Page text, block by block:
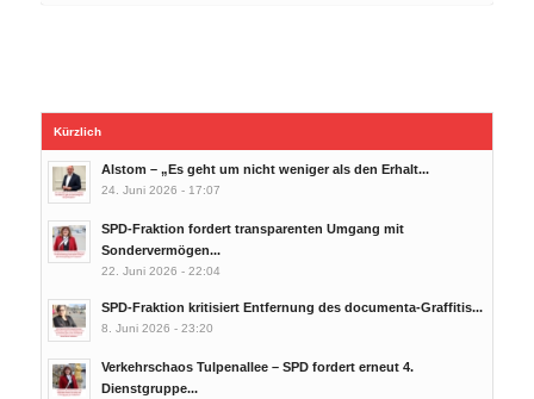
Kürzlich
Alstom – „Es geht um nicht weniger als den Erhalt...
24. Juni 2026 - 17:07
SPD-Fraktion fordert transparenten Umgang mit
Sondervermögen...
22. Juni 2026 - 22:04
SPD-Fraktion kritisiert Entfernung des documenta-Graffitis...
8. Juni 2026 - 23:20
Verkehrschaos Tulpenallee – SPD fordert erneut 4.
Dienstgruppe...